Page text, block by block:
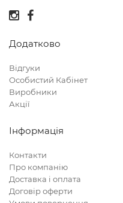
Додатково
Відгуки
Особистий Кабінет
Виробники
Акції
Інформація
Контакти
Про компанію
Доставка і оплата
Договір оферти